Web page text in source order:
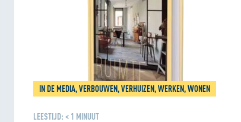
IN DE MEDIA, VERBOUWEN, VERHUIZEN, WERKEN, WONEN
LEESTIJD: < 1 MINUUT